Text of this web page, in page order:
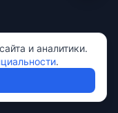
и аналитики.
.